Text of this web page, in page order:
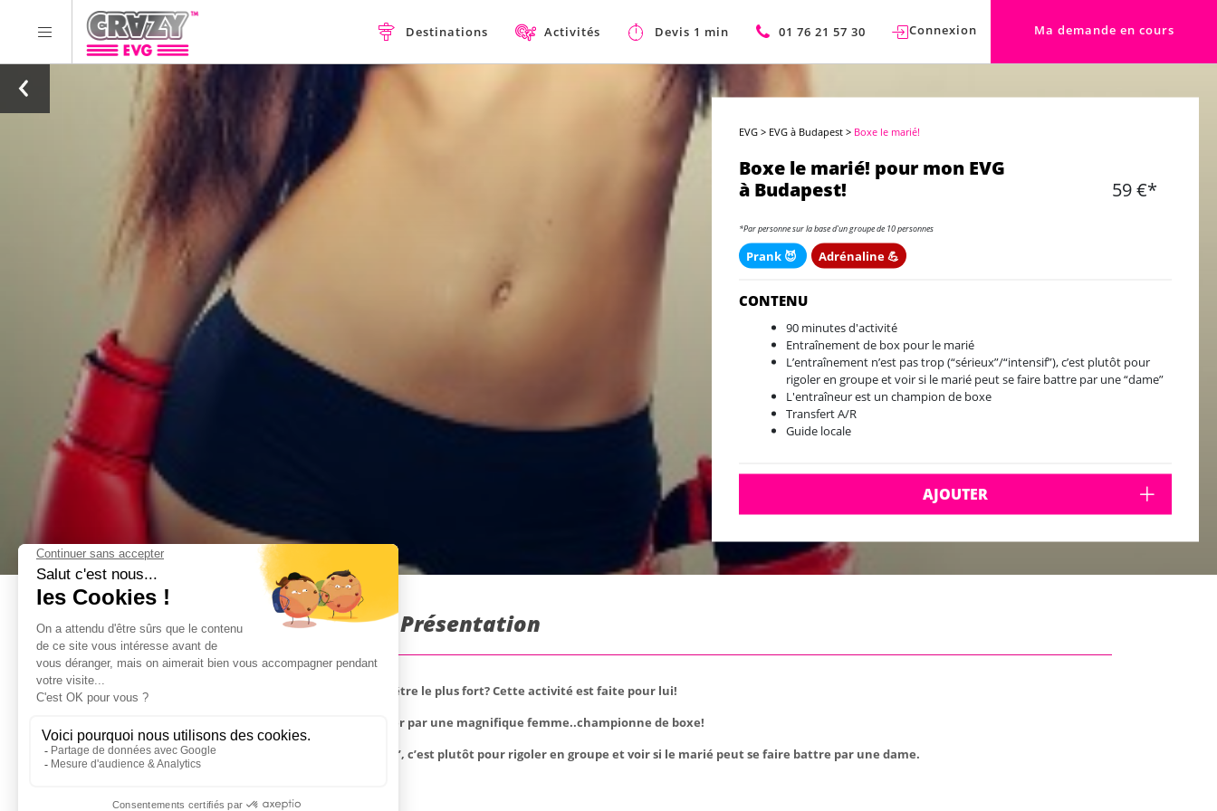
Destinations Activités Devis 1 min 01 76 21 57 30 Connexion Ma demande en cours
EVG > EVG à Budapest > Boxe le marié!
Boxe le marié! pour mon EVG
à Budapest!
59 €*
*Par personne sur la base d'un groupe de 10 personnes
Prank 😈 Adrénaline 💪
CONTENU
90 minutes d'activité
Entraînement de box pour le marié
L’entraînement n’est pas trop (“sérieux”/“intensif”), c’est plutôt pour
rigoler en groupe et voir si le marié peut se faire battre par une “dame”
L'entraîneur est un champion de boxe
Transfert A/R
Guide locale
AJOUTER
Boxe le marié! à Budapest : Présentation
Le marié est fan de boxe et il se vante toujours d'être le plus fort? Cette activité est faite pour lui!
Avec l'activité Boxe le marié! le marié se fera taper par une magnifique femme..championne de boxe!
L’entraînement n’est pas trop “sérieux”/“intensif”, c’est plutôt pour rigoler en groupe et voir si le marié peut se faire battre par une dame.